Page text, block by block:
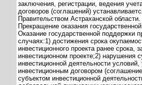
заключения, регистрации, ведения
договоров (соглашений)
Правительством Астраханской области.
Прекращение оказания
Оказание государственной поддержки
случаях:1) достижения срока
инвестиционного проекта ранее срока,
инвестиционном проекте;2) нарушения
инвестиционной деятельности
инвестиционным договором
субъектом инвестиционной